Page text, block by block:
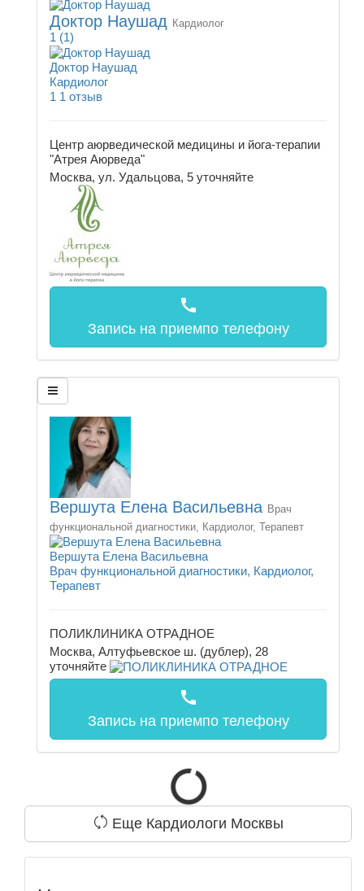
Доктор Наушад Кардиолог
1 (1)
Доктор Наушад
Кардиолог
1 1 отзыв
Центр аюрведической медицины и йога-терапии
"Атрея Аюрведа"
Москва, ул. Удальцова, 5 уточняйте
call
Запись на приемпо телефону
Вершута Елена Васильевна Врач
функциональной диагностики, Кардиолог, Терапевт
Вершута Елена Васильевна
Врач функциональной диагностики, Кардиолог,
Терапевт
ПОЛИКЛИНИКА ОТРАДНОЕ
Москва, Алтуфьевское ш. (дублер), 28
уточняйте
call
Запись на приемпо телефону
Еще Кардиологи Москвы